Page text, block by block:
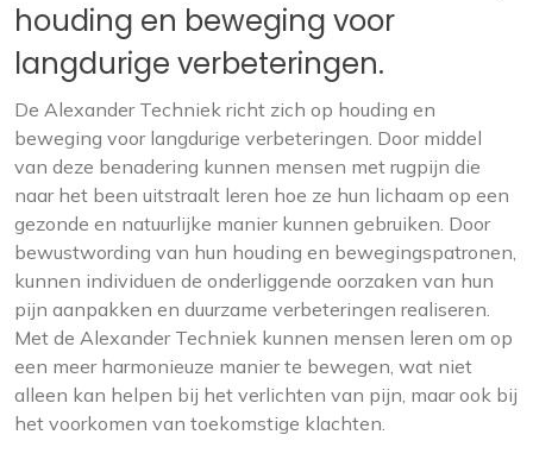
houding en beweging voor
langdurige verbeteringen.
De Alexander Techniek richt zich op houding en
beweging voor langdurige verbeteringen. Door middel
van deze benadering kunnen mensen met rugpijn die
naar het been uitstraalt leren hoe ze hun lichaam op een
gezonde en natuurlijke manier kunnen gebruiken. Door
bewustwording van hun houding en bewegingspatronen,
kunnen individuen de onderliggende oorzaken van hun
pijn aanpakken en duurzame verbeteringen realiseren.
Met de Alexander Techniek kunnen mensen leren om op
een meer harmonieuze manier te bewegen, wat niet
alleen kan helpen bij het verlichten van pijn, maar ook bij
het voorkomen van toekomstige klachten.